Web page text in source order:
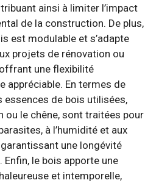
ainsi à limiter l’impact
de la construction. De plus,
est modulable et s’adapte
projets de rénovation ou
une flexibilité
appréciable. En termes de
essences de bois utilisées,
ou le chêne, sont traitées pour
à l’humidité et aux
une longévité
Enfin, le bois apporte une
et intemporelle,